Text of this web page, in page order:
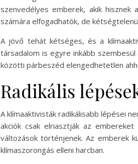
szenvedélyes emberek, akik
számára elfogadhatók, de
A jövő tehát kétséges, és a
társadalom is egyre inkább
közötti párbeszéd elengedhetetlen
Radikális
A klímaaktivisták radikálisabb lépései
akciók csak elriasztják az
változások történjenek. Az emberek
klímaszorongás elleni harcban.